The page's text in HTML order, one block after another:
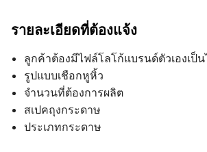
รายละเอียดที่ต้องแจ้ง
ลูกค้าต้องมีไฟล์โลโก้แบรนด์ตัวเองเป็
รูปแบบเชือกหูหิ้ว
จำนวนที่ต้องการผลิต
สเปคถุงกระดาษ
ประเภทกระดาษ